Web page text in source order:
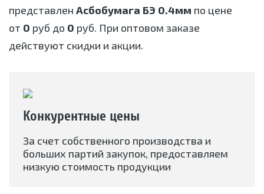
представлен Асбобумага БЭ 0.4мм по цене
от 0 руб до 0 руб. При оптовом заказе
действуют скидки и акции.
Конкурентные цены
За счет собственного производства и
больших партий закупок, предоставляем
низкую стоимость продукции